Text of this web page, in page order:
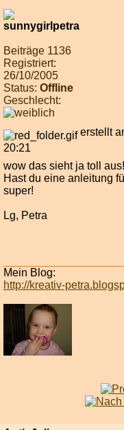
Beiträge 1136
Registriert:
26/10/2005
Status: Offline
Geschlecht:
erstellt
20:21
wow das sieht ja toll aus!
Hast du eine anleitung
super!
Lg, Petra
Mein Blog:
http://kreativ-